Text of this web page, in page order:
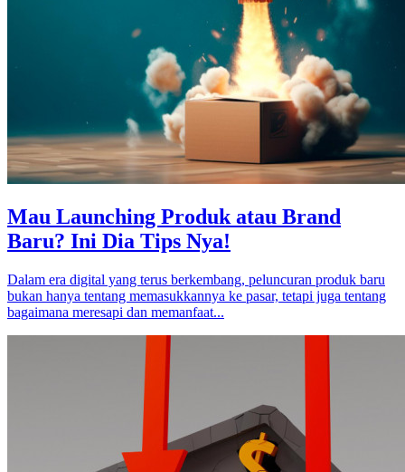
Mau Launching Produk atau Brand
Baru? Ini Dia Tips Nya!
Dalam era digital yang terus berkembang, peluncuran produk baru
bukan hanya tentang memasukkannya ke pasar, tetapi juga tentang
bagaimana meresapi dan memanfaat...